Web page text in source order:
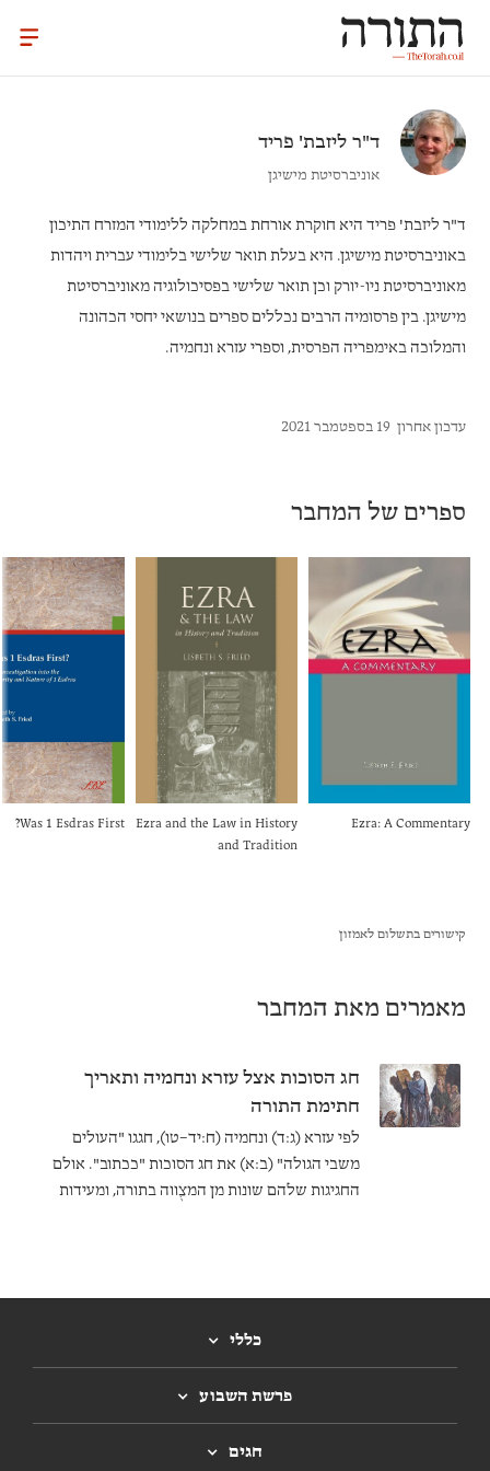
ד"ר ליזבת' פריד
אוניברסיטת מישיגן
ד"ר ליזבת' פריד היא חוקרת אורחת במחלקה ללימודי המזרח התיכון
באוניברסיטת מישיגן. היא בעלת תואר שלישי בלימודי עברית ויהדות
מאוניברסיטת ניו-יורק וכן תואר שלישי בפסיכולוגיה מאוניברסיטת
מישיגן. בין פרסומיה הרבים נכללים ספרים בנושאי יחסי הכהונה
והמלוכה באימפריה הפרסית, וספרי עזרא ונחמיה.
עדכון אחרון 19 בספטמבר 2021
ספרים של המחבר
Ezra: A Commentary
Ezra and the Law in History
and Tradition
Was 1 Esdras First?
קישורים בתשלום לאמזון
מאמרים מאת המחבר
חג הסוכות אצל עזרא ונחמיה ותאריך
חתימת התורה
לפי עזרא (ג:ד) ונחמיה (ח:יד–טו), חגגו "העולים
משבי הגולה" (ב:א) את חג הסוכות "ככתוב". אולם
החגיגות שלהם שונות מן המצֻווה בתורה, ומעידות
כללי
פרשת השבוע
חגים